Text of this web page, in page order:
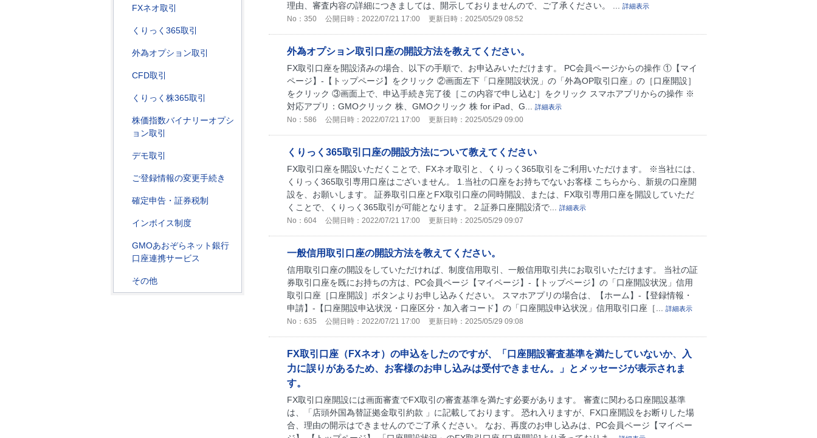
FXネオ取引
くりっく365取引
外為オプション取引
CFD取引
くりっく株365取引
株価指数バイナリーオプシ
ョン取引
デモ取引
ご登録情報の変更手続き
確定申告・証券税制
インボイス制度
GMOあおぞらネット銀行
口座連携サービス
その他
理由、審査内容の詳細につきましては、開示しておりませんので、ご了承ください。 ...
詳細表示
No：350 公開日時：2022/07/21 17:00 更新日時：2025/05/29 08:52
外為オプション取引口座の開設方法を教えてください。
FX取引口座を開設済みの場合、以下の手順で、お申込みいただけます。 PC会員ページからの操作 ①【マイ
ページ】-【トップページ】をクリック ②画面左下「口座開設状況」の「外為OP取引口座」の［口座開設］
をクリック ③画面上で、申込手続き完了後［この内容で申し込む］をクリック スマホアプリからの操作 ※
対応アプリ：GMOクリック 株、GMOクリック 株 for iPad、G...
詳細表示
No：586 公開日時：2022/07/21 17:00 更新日時：2025/05/29 09:00
くりっく365取引口座の開設方法について教えてください
FX取引口座を開設いただくことで、FXネオ取引と、くりっく365取引をご利用いただけます。 ※当社には、
くりっく365取引専用口座はございません。 1.当社の口座をお持ちでないお客様 こちらから、新規の口座開
設を、お願いします。 証券取引口座とFX取引口座の同時開設、または、FX取引専用口座を開設していただ
くことで、くりっく365取引が可能となります。 2.証券口座開設済で...
詳細表示
No：604 公開日時：2022/07/21 17:00 更新日時：2025/05/29 09:07
一般信用取引口座の開設方法を教えてください。
信用取引口座の開設をしていただければ、制度信用取引、一般信用取引共にお取引いただけます。 当社の証
券取引口座を既にお持ちの方は、PC会員ページ【マイページ】-【トップページ】の「口座開設状況」信用
取引口座［口座開設］ボタンよりお申し込みください。 スマホアプリの場合は、【ホーム】-【登録情報・
申請】-【口座開設申込状況・口座区分・加入者コード】の「口座開設申込状況」信用取引口座［...
詳細表示
No：635 公開日時：2022/07/21 17:00 更新日時：2025/05/29 09:08
FX取引口座（FXネオ）の申込をしたのですが、「口座開設審査基準を満たしていないか、入
力に誤りがあるため、お客様のお申し込みは受付できません。」とメッセージが表示されま
す。
FX取引口座開設には画面審査でFX取引の審査基準を満たす必要があります。 審査に関わる口座開設基準
は、「店頭外国為替証拠金取引約款 」に記載しております。 恐れ入りますが、FX口座開設をお断りした場
合、理由の開示はできませんのでご了承ください。 なお、再度のお申し込みは、PC会員ページ【マイペー